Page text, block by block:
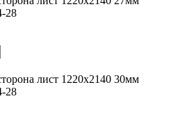
28
лист 1220х2140 30мм
28